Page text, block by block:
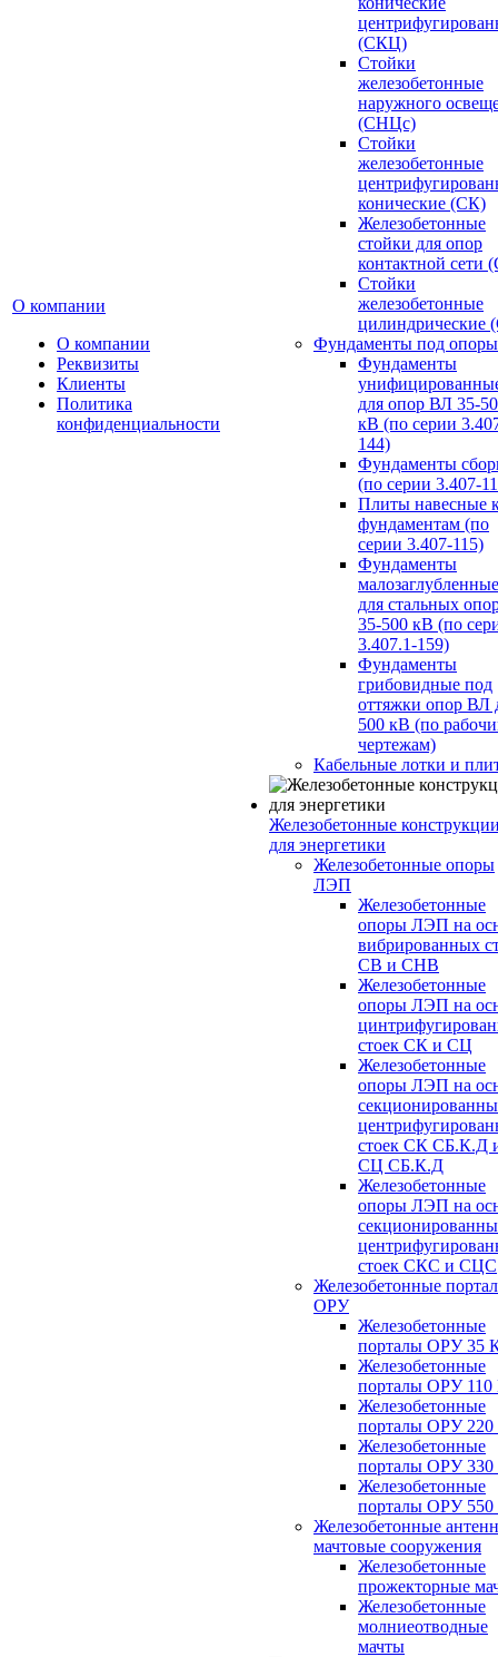
О компании
О компании
Реквизиты
Клиенты
Политика
конфиденциальности
(СКЦ)
Стойки
железобетонные
наружного
(СНЦс)
Стойки
железобетонные
конические (СК)
Железобетонные
стойки для опор
контактной сети
Стойки
железобетонные
цилиндрические
Фундаменты под опоры
Фундаменты
для опор ВЛ 35-
кВ (по серии
144)
Фундаменты
(по серии 3.407-
Плиты навесные
фундаментам (по
серии 3.407-115)
Фундаменты
малозаглубленные
для стальных
35-500 кВ (по
3.407.1-159)
Фундаменты
грибовидные под
оттяжки опор ВЛ
500 кВ (по
чертежам)
Кабельные лотки и
Железобетонные
для энергетики
Железобетонные опоры
ЛЭП
Железобетонные
опоры ЛЭП на
вибрированных
СВ и СНВ
Железобетонные
опоры ЛЭП на
стоек СК и СЦ
Железобетонные
опоры ЛЭП на
стоек СК СБ.К.Д
СЦ СБ.К.Д
Железобетонные
опоры ЛЭП на
стоек СКС и СЦС
Железобетонные
ОРУ
Железобетонные
порталы ОРУ 35
Железобетонные
порталы ОРУ
Железобетонные
порталы ОРУ
Железобетонные
порталы ОРУ
Железобетонные
порталы ОРУ
Железобетонные
мачтовые сооружения
Железобетонные
прожекторные
Железобетонные
молниеотводные
мачты